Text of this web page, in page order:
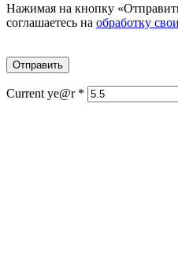
Нажимая на кнопку
соглашаетесь на обработку
Current ye@r *